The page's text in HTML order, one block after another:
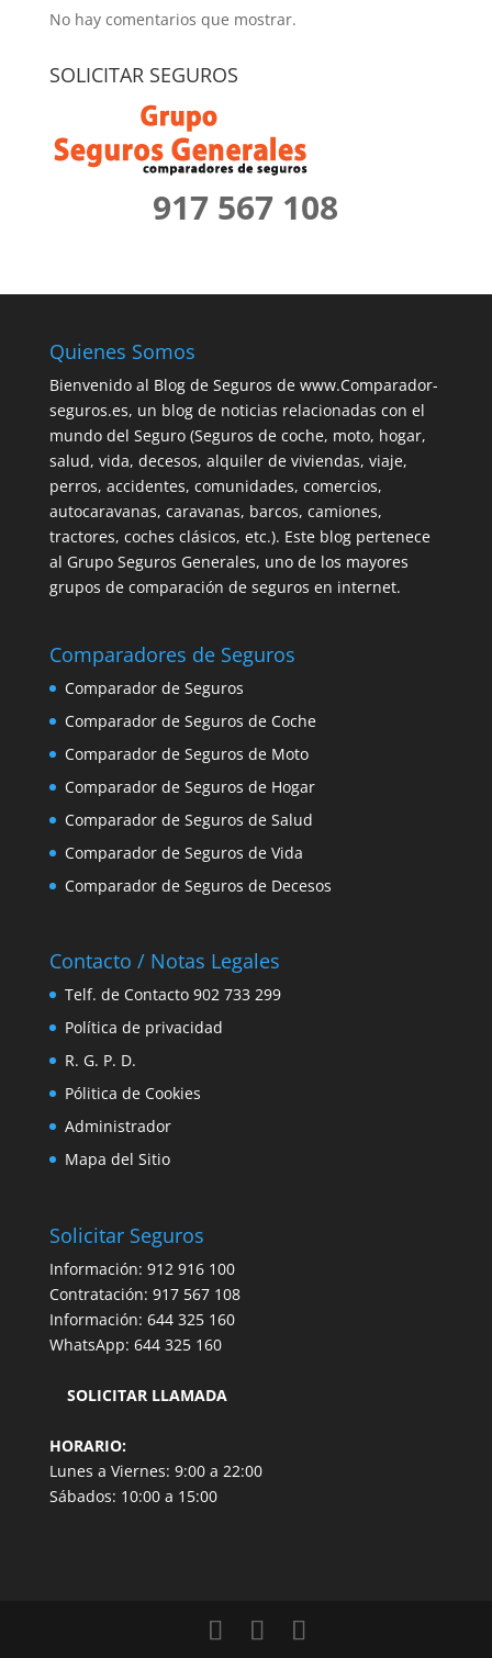
No hay comentarios que mostrar.
SOLICITAR SEGUROS
917 567 108
Quienes Somos
Bienvenido al Blog de Seguros de www.Comparador-
seguros.es, un blog de noticias relacionadas con el
mundo del Seguro (Seguros de coche, moto, hogar,
salud, vida, decesos, alquiler de viviendas, viaje,
perros, accidentes, comunidades, comercios,
autocaravanas, caravanas, barcos, camiones,
tractores, coches clásicos, etc.). Este blog pertenece
al Grupo Seguros Generales, uno de los mayores
grupos de comparación de seguros en internet.
Comparadores de Seguros
Comparador de Seguros
Comparador de Seguros de Coche
Comparador de Seguros de Moto
Comparador de Seguros de Hogar
Comparador de Seguros de Salud
Comparador de Seguros de Vida
Comparador de Seguros de Decesos
Contacto / Notas Legales
Telf. de Contacto 902 733 299
Política de privacidad
R. G. P. D.
Pólitica de Cookies
Administrador
Mapa del Sitio
Solicitar Seguros
Información: 912 916 100
Contratación: 917 567 108
Información: 644 325 160
WhatsApp: 644 325 160
SOLICITAR LLAMADA
HORARIO:
Lunes a Viernes: 9:00 a 22:00
Sábados: 10:00 a 15:00